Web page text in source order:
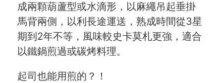
成兩顆葫蘆型或水滴形，以麻繩吊起垂掛
馬背兩側，以利長途運送，熟成時間從3星
期到2年不等，風味較史卡莫札更強，適合
以鐵鍋煎過或碳烤料理。
起司也能用煎的？！